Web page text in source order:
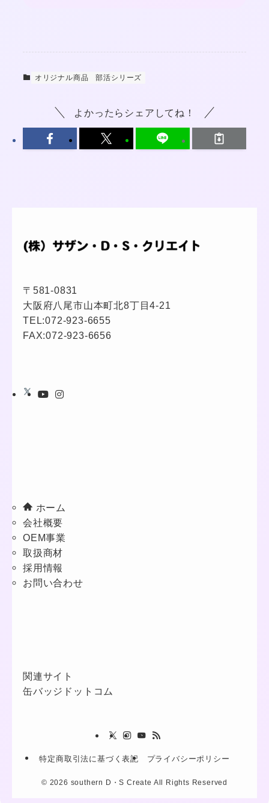
オリジナル商品 部活シリーズ
よかったらシェアしてね！
〒581-0831
大阪府八尾市山本町北8丁目4-21
TEL:072-923-6655
FAX:072-923-6656
ホーム
会社概要
OEM事業
取扱商材
採用情報
お問い合わせ
関連サイト
缶バッジドットコム
特定商取引法に基づく表記 プライバシーポリシー
© 2026 southern D・S Create All Rights Reserved